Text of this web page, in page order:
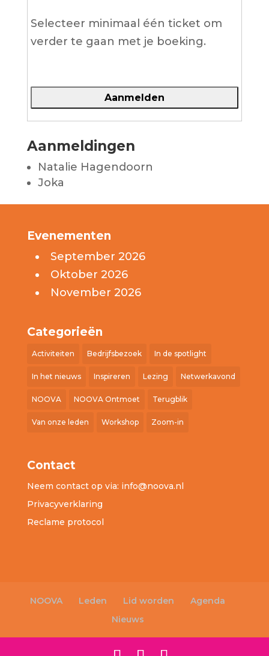
Selecteer minimaal één ticket om
verder te gaan met je boeking.
Aanmeldingen
Natalie Hagendoorn
Joka
Evenementen
September 2026
Oktober 2026
November 2026
Categorieën
Activiteiten Bedrijfsbezoek In de spotlight
In het nieuws Inspireren Lezing Netwerkavond
NOOVA NOOVA Ontmoet Terugblik
Van onze leden Workshop Zoom-in
Contact
Neem contact op via: info@noova.nl
Privacyverklaring
Reclame protocol
NOOVA Leden Lid worden
Agenda
Nieuws